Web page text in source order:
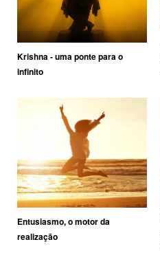
Krishna - uma ponte para o
infinito
Entusiasmo, o motor da
realização